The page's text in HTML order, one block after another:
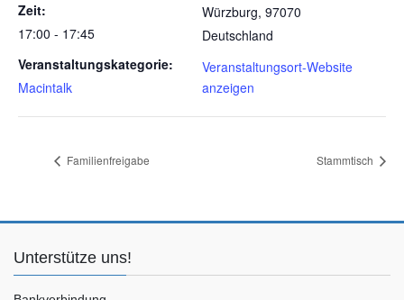
Zeit:
17:00 - 17:45
Veranstaltungskategorie:
Macintalk
Würzburg, 97070
Deutschland
Veranstaltungsort-Website
anzeigen
Familienfreigabe Stammtisch
Unterstütze uns!